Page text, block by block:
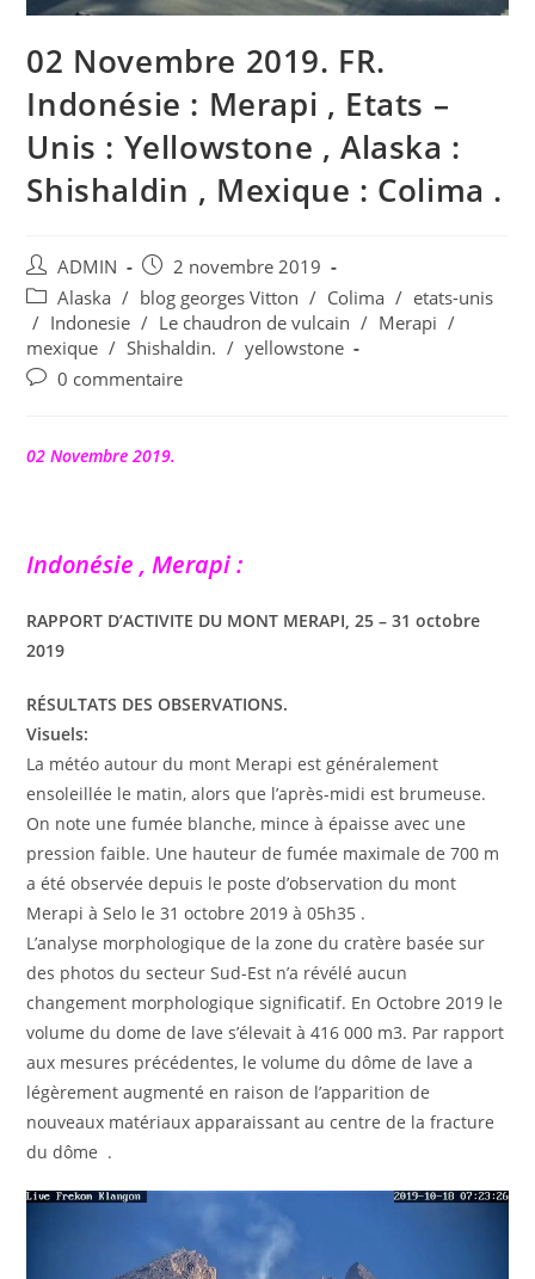
02 Novembre 2019. FR.
Indonésie : Merapi , Etats –
Unis : Yellowstone , Alaska :
Shishaldin , Mexique : Colima .
Auteur/autrice
de
la
publication :
ADMIN
Publication
publiée :
2 novembre 2019
Post
category:
Alaska / blog georges Vitton / Colima / etats-unis
/ Indonesie / Le chaudron de vulcain / Merapi /
mexique / Shishaldin. / yellowstone
Commentaires
publication :
0 commentaire
02 Novembre 2019.
Indonésie , Merapi :
RAPPORT D’ACTIVITE DU MONT MERAPI, 25 – 31 octobre
2019
RÉSULTATS DES OBSERVATIONS.
Visuels:
La météo autour du mont Merapi est généralement
ensoleillée le matin, alors que l’après-midi est brumeuse.
On note une fumée blanche, mince à épaisse avec une
pression faible. Une hauteur de fumée maximale de 700 m
a été observée depuis le poste d’observation du mont
Merapi à Selo le 31 octobre 2019 à 05h35 .
L’analyse morphologique de la zone du cratère basée sur
des photos du secteur Sud-Est n’a révélé aucun
changement morphologique significatif. En Octobre 2019 le
volume du dome de lave s’élevait à 416 000 m3. Par rapport
aux mesures précédentes, le volume du dôme de lave a
légèrement augmenté en raison de l’apparition de
nouveaux matériaux apparaissant au centre de la fracture
du dôme .